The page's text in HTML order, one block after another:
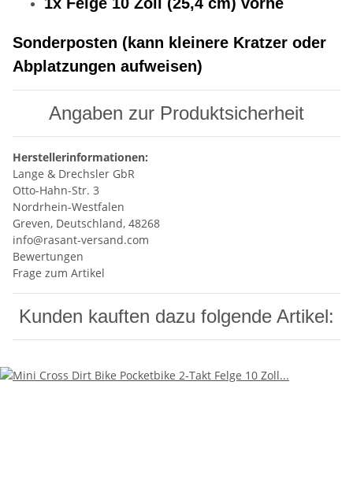
Sonderposten (kann kleinere Kratzer oder
Abplatzungen aufweisen)
Angaben zur Produktsicherheit
Herstellerinformationen:
Lange & Drechsler GbR
Otto-Hahn-Str. 3
Nordrhein-Westfalen
Greven, Deutschland, 48268
info@rasant-versand.com
Bewertungen
Frage zum Artikel
Kunden kauften dazu folgende Artikel: